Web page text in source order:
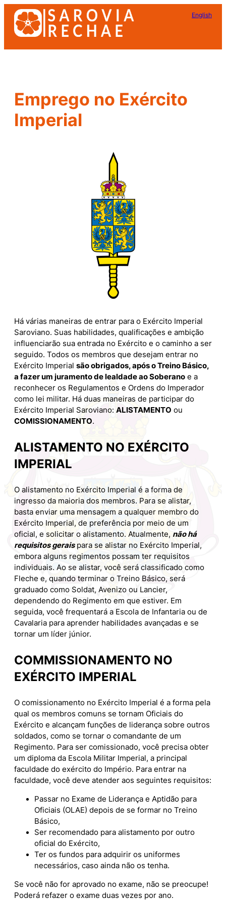
Pular
para
English
Emprego no Exército
Imperial
Há várias maneiras de entrar para o Exército Imperial
Saroviano. Suas habilidades, qualificações e ambição
influenciarão sua entrada no Exército e o caminho a ser
seguido. Todos os membros que desejam entrar no
Exército Imperial são obrigados, após o Treino Básico,
a fazer um juramento de lealdade ao Soberano e a
reconhecer os Regulamentos e Ordens do Imperador
como lei militar. Há duas maneiras de participar do
Exército Imperial Saroviano: ALISTAMENTO ou
COMISSIONAMENTO.
ALISTAMENTO NO EXÉRCITO
IMPERIAL
O alistamento no Exército Imperial é a forma de
ingresso da maioria dos membros. Para se alistar,
basta enviar uma mensagem a qualquer membro do
Exército Imperial, de preferência por meio de um
oficial, e solicitar o alistamento. Atualmente, não há
requisitos geraispara se alistar no Exército Imperial,
embora alguns regimentos possam ter requisitos
individuais. Ao se alistar, você será classificado como
Fleche e, quando terminar o Treino Básico, será
graduado como Soldat, Avenizo ou Lancier,
dependendo do Regimento em que estiver. Em
seguida, você frequentará a Escola de Infantaria ou de
Cavalaria para aprender habilidades avançadas e se
tornar um líder júnior.
COMMISSIONAMENTO NO
EXÉRCITO IMPERIAL
O comissionamento no Exército Imperial é a forma pela
qual os membros comuns se tornam Oficiais do
Exército e alcançam funções de liderança sobre outros
soldados, como se tornar o comandante de um
Regimento. Para ser comissionado, você precisa obter
um diploma da Escola Militar Imperial, a principal
faculdade do exército do Império. Para entrar na
faculdade, você deve atender aos seguintes requisitos:
Passar no Exame de Liderança e Aptidão para
Oficiais (OLAE) depois de se formar no Treino
Básico,
Ser recomendado para alistamento por outro
oficial do Exército,
Ter os fundos para adquirir os uniformes
necessários, caso ainda não os tenha.
Se você não for aprovado no exame, não se preocupe!
Poderá refazer o exame duas vezes por ano.